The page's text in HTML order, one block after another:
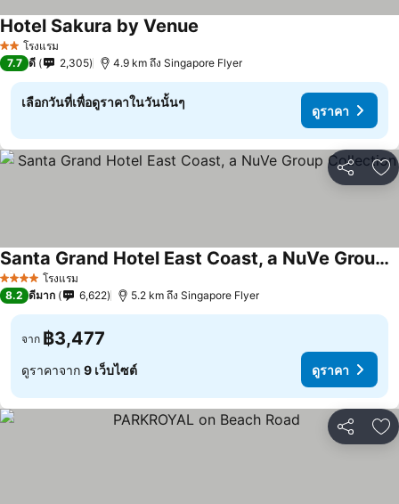
2 ดาวโรงแรม
Hotel Sakura by Venue
7.7 ดี 2,305 4.9 km ถึง Singapore Flyer
เลือกวันที่เพื่อดูราคาในวันนั้นๆ
ดูราคา
แชร์ เ
4 ดาว โรงแรม
Santa Grand Hotel East Coast, a NuVe Group Collection
8.2 ดีมาก 6,622 5.2 km ถึง Singapore Flyer
จาก ฿3,477
ดูราคาจาก 9 เว็บไซต์ ดูราคา
แชร์ เ